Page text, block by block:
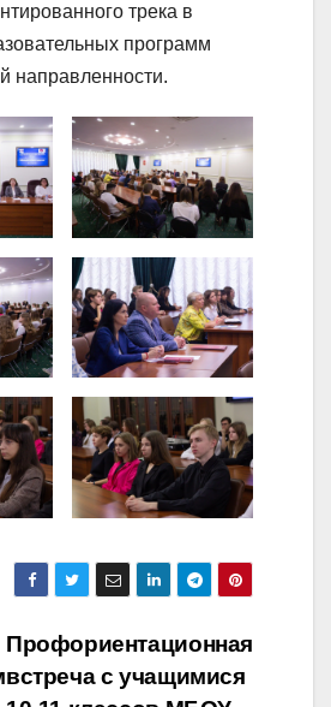
трека в
программ
направленности.
Профориентационная
встреча с учащимися